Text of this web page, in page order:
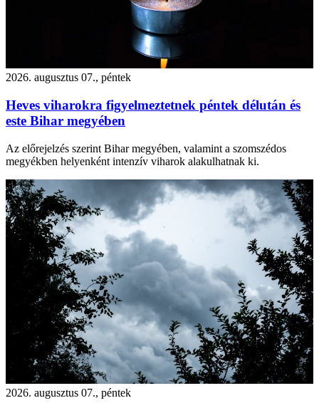
2026. augusztus 07., péntek
Heves viharokra figyelmeztetnek péntek délután és
este Bihar megyében
Az előrejelzés szerint Bihar megyében, valamint a szomszédos
megyékben helyenként intenzív viharok alakulhatnak ki.
2026. augusztus 07., péntek